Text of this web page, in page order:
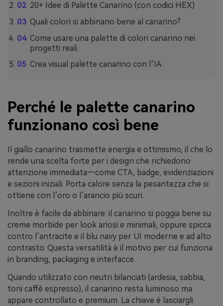
20+ Idee di Palette Canarino (con codici HEX)
Quali colori si abbinano bene al canarino?
Come usare una palette di colori canarino nei
progetti reali
Crea visual palette canarino con l’IA
Perché le palette canarino
funzionano così bene
Il giallo canarino trasmette energia e ottimismo, il che lo
rende una scelta forte per i design che richiedono
attenzione immediata—come CTA, badge, evidenziazioni
e sezioni iniziali. Porta calore senza la pesantezza che si
ottiene con l’oro o l’arancio più scuri.
Inoltre è facile da abbinare: il canarino si poggia bene su
creme morbide per look ariosi e minimali, oppure spicca
contro l’antracite e il blu navy per UI moderne e ad alto
contrasto. Questa versatilità è il motivo per cui funziona
in branding, packaging e interfacce.
Quando utilizzato con neutri bilanciati (ardesia, sabbia,
toni caffè espresso), il canarino resta luminoso ma
appare controllato e premium. La chiave è lasciargli